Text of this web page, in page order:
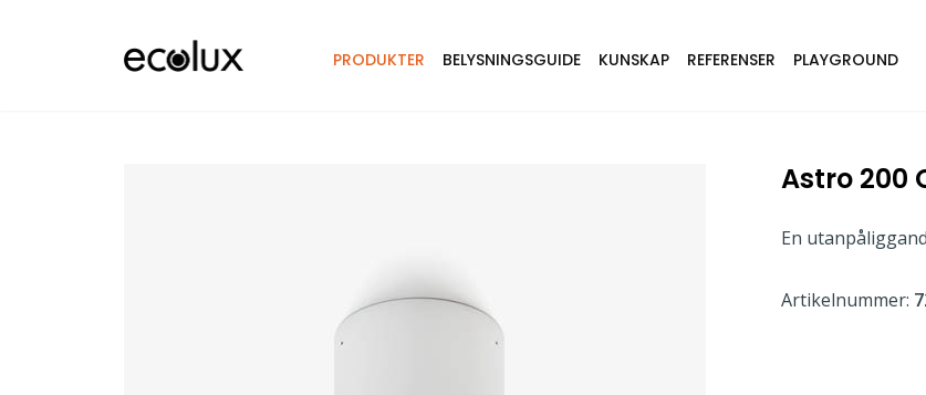
PRODUKTER BELYSNINGSGUIDE KUNSKAP REFERENSER PLAYGROUND
Astro 200
En
Artikelnummer: